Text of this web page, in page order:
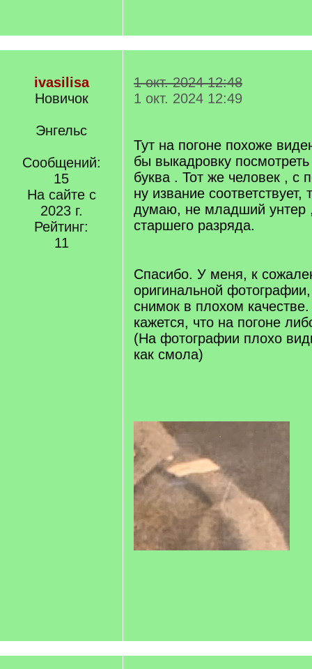
ivasilisa
Новичок
Энгельс
Сообщений:
15
На сайте с
2023 г.
Рейтинг:
11
1 окт. 2024 12:48
1 окт. 2024 12:49
Тут на погоне похоже
бы выкадровку
буква . Тот же человек , с
ну извание соответствует,
думаю, не младший унтер
старшего разряда.
Спасибо. У меня, к
оригинальной фотографии,
снимок в плохом
кажется, что на погоне
(На фотографии плохо
как смола)